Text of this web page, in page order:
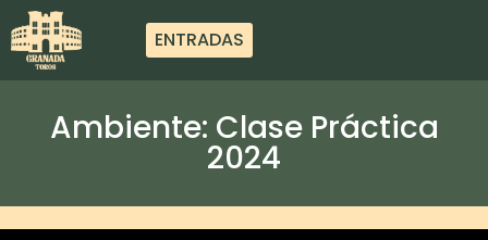
ENTRADAS
Ambiente: Clase Práctica
2024